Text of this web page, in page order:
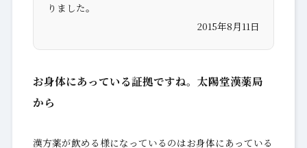
りました。
2015年8月11日
お身体にあっている証拠ですね。太陽堂漢薬局
から
漢方薬が飲める様になっているのはお身体にあっている